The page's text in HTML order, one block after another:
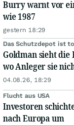
Burry warnt vor
wie 1987
gestern 18:29
Das Schutzdepot ist
Goldman sieht die
wo Anleger sie
04.08.26, 18:29
Flucht aus USA
Investoren
nach Europa um